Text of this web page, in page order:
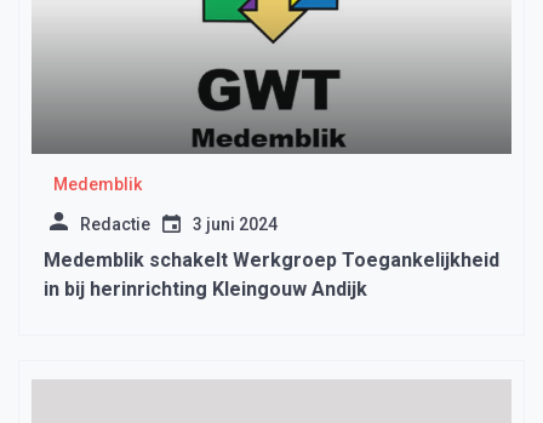
Medemblik
Redactie 3 juni 2024
Medemblik schakelt Werkgroep Toegankelijkheid
in bij herinrichting Kleingouw Andijk